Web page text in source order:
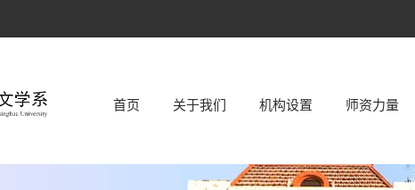
首页 关于我们 机构设置 师资力量